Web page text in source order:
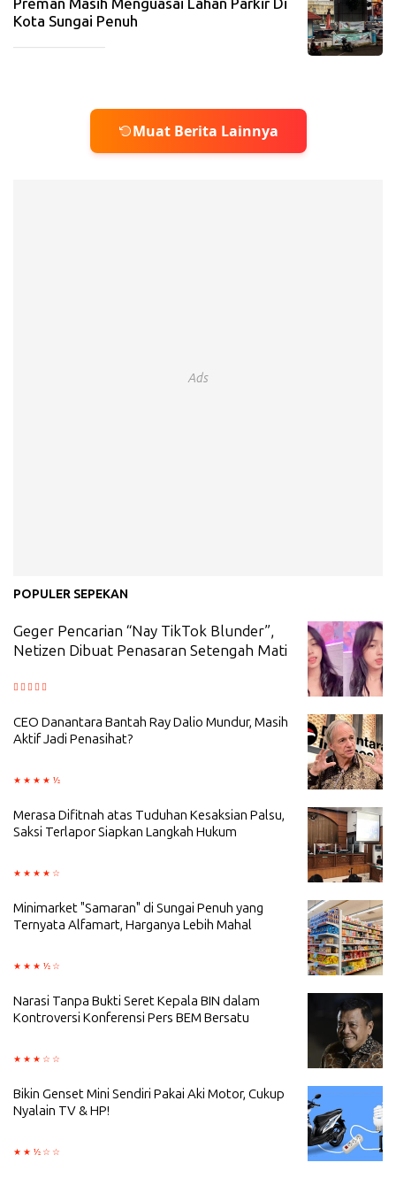
Preman Masih Menguasai Lahan Parkir Di
Kota Sungai Penuh
Muat Berita Lainnya
Ads
POPULER SEPEKAN
Geger Pencarian “Nay TikTok Blunder”,
Netizen Dibuat Penasaran Setengah Mati
CEO Danantara Bantah Ray Dalio Mundur, Masih
Aktif Jadi Penasihat?
Merasa Difitnah atas Tuduhan Kesaksian Palsu,
Saksi Terlapor Siapkan Langkah Hukum
Minimarket "Samaran" di Sungai Penuh yang
Ternyata Alfamart, Harganya Lebih Mahal
Narasi Tanpa Bukti Seret Kepala BIN dalam
Kontroversi Konferensi Pers BEM Bersatu
Bikin Genset Mini Sendiri Pakai Aki Motor, Cukup
Nyalain TV & HP!